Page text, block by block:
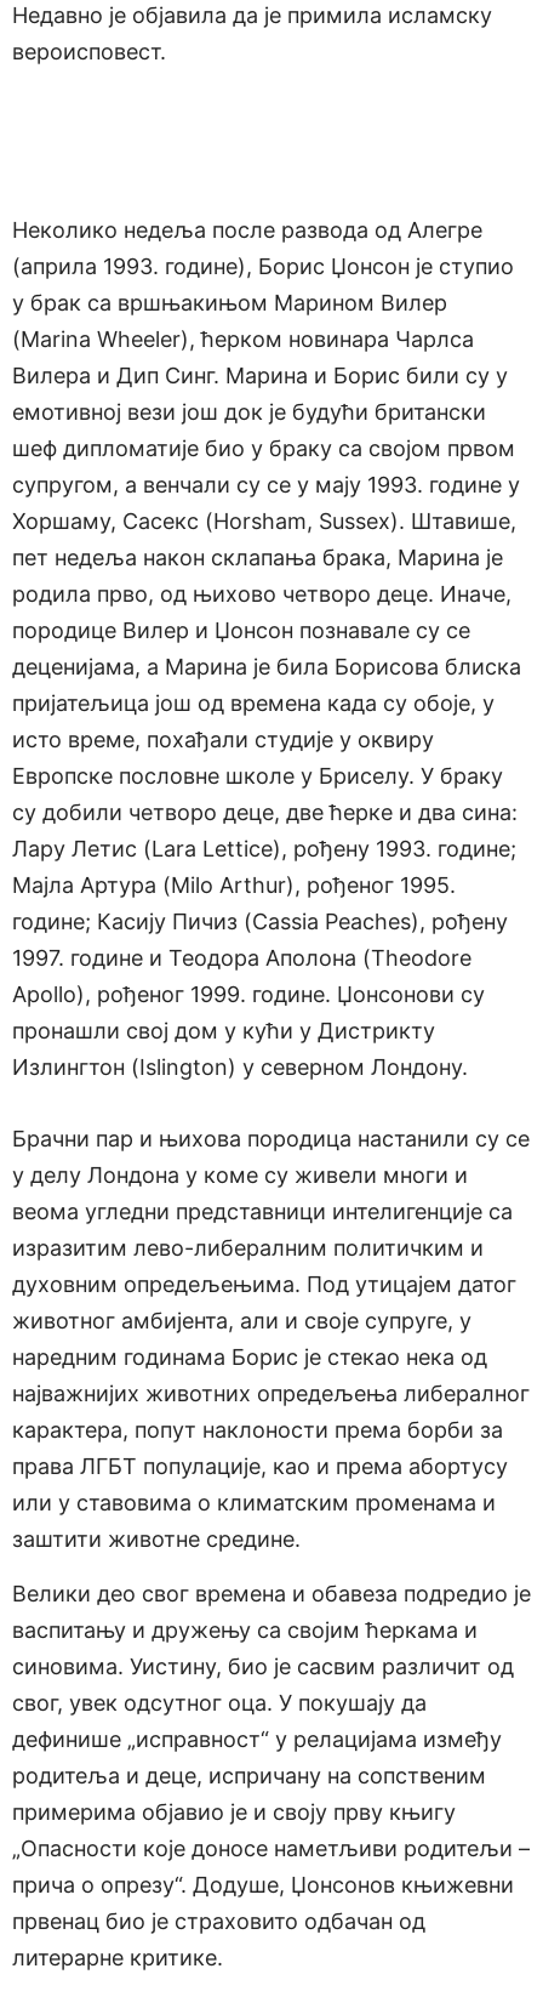
Недавно је објавила да је примила исламску
вероисповест.
Неколико недеља после развода од Алегре
(априла 1993. године), Борис Џонсон је ступио
у брак са вршњакињом Марином Вилер
(Marina Wheeler), ћерком новинара Чарлса
Вилера и Дип Синг. Марина и Борис били су у
емотивној вези још док је будући британски
шеф дипломатије био у браку са својом првом
супругом, а венчали су се у мају 1993. године у
Хоршаму, Сасекс (Horsham, Sussex). Штавише,
пет недеља након склапања брака, Марина је
родила прво, од њихово четворо деце. Иначе,
породице Вилер и Џонсон познавале су се
деценијама, а Марина је била Борисова блиска
пријатељица још од времена када су обоје, у
исто време, похађали студије у оквиру
Европске пословне школе у Бриселу. У браку
су добили четворо деце, две ћерке и два сина:
Лару Летис (Lara Lettice), рођену 1993. године;
Мајла Артура (Milo Arthur), рођеног 1995.
године; Касију Пичиз (Cassia Peaches), рођену
1997. године и Теодора Аполона (Theodore
Apollo), рођеног 1999. године. Џонсонови су
пронашли свој дом у кући у Дистрикту
Излингтон (Islington) у северном Лондону.
Брачни пар и њихова породица настанили су се
у делу Лондона у коме су живели многи и
веома угледни представници интелигенције са
изразитим лево-либералним политичким и
духовним опредељењима. Под утицајем датог
животног амбијента, али и своје супруге, у
наредним годинама Борис је стекао нека од
најважнијих животних опредељења либералног
карактера, попут наклоности према борби за
права ЛГБТ популације, као и према абортусу
или у ставовима о климатским променама и
заштити животне средине.
Велики део свог времена и обавеза подредио је
васпитању и дружењу са својим ћеркама и
синовима. Уистину, био је сасвим различит од
свог, увек одсутног оца. У покушају да
дефинише „исправност“ у релацијама између
родитеља и деце, испричану на сопственим
примерима објавио је и своју прву књигу
„Опасности које доносе наметљиви родитељи –
прича о опрезу“. Додуше, Џонсонов књижевни
првенац био је страховито одбачан од
литерарне критике.